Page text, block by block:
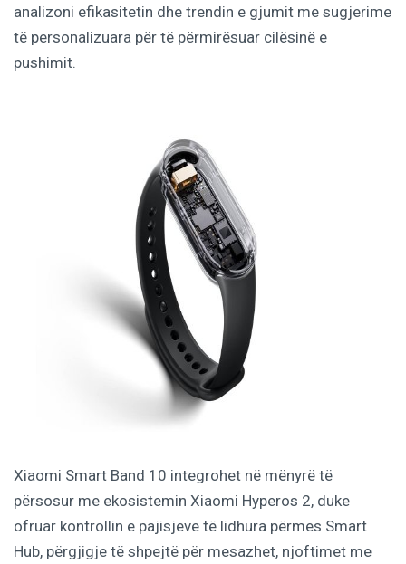
analizoni efikasitetin dhe trendin e gjumit me sugjerime
të personalizuara për të përmirësuar cilësinë e
pushimit.
Xiaomi Smart Band 10 integrohet në mënyrë të
përsosur me ekosistemin Xiaomi Hyperos 2, duke
ofruar kontrollin e pajisjeve të lidhura përmes Smart
Hub, përgjigje të shpejtë për mesazhet, njoftimet me